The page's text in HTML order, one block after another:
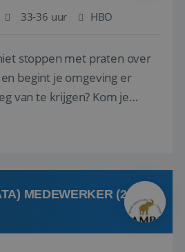
33-36 uur HBO
stoppen met praten over
begint je omgeving er
van te krijgen? Kom je
met een passie
droomreis.<br ...
MEDEWERKER (24-32